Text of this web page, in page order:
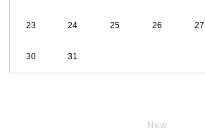
23 24 25 26 27
30 31
New